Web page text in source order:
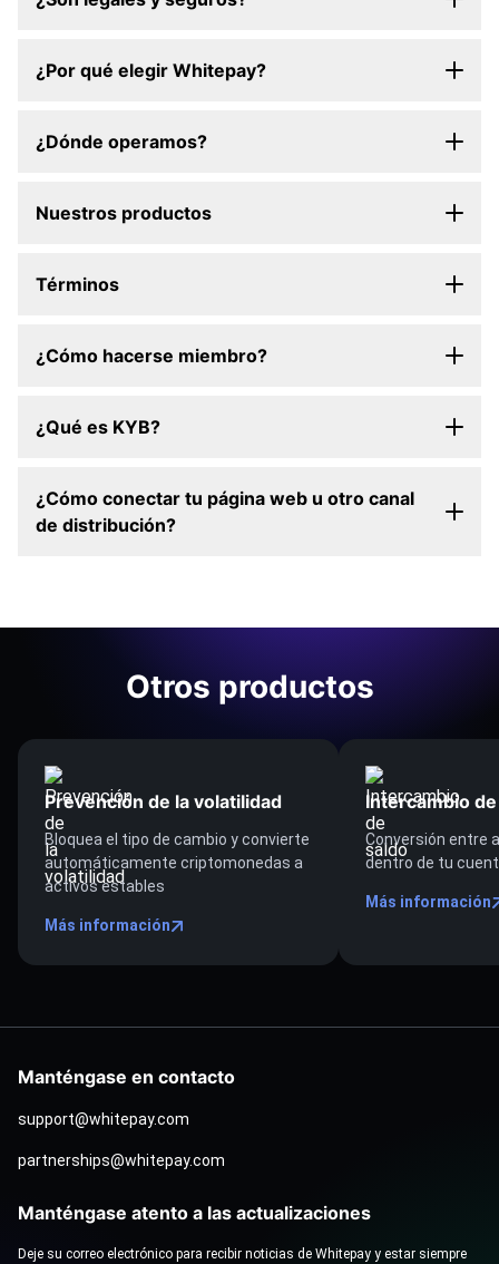
¿Por qué elegir Whitepay?
¿Dónde operamos?
Nuestros productos
Términos
¿Cómo hacerse miembro?
¿Qué es KYB?
¿Cómo conectar tu página web u otro canal
de distribución?
Otros productos
Prevención de la volatilidad
Bloquea el tipo de cambio y convierte
automáticamente criptomonedas a
activos estables
Más información
Intercambio
Conversión entre
dentro de tu
Más información
Manténgase en contacto
support@whitepay.com
partnerships@whitepay.com
Manténgase atento a las actualizaciones
Deje su correo electrónico para recibir noticias de Whitepay y estar siempre